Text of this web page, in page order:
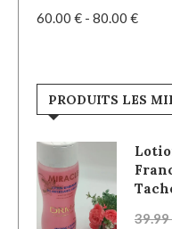
60.00 € - 80.00 €
PRODUITS LES
39.99